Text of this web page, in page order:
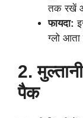
तक रखें
फायदा:
ग्लो आता
2.
पैक